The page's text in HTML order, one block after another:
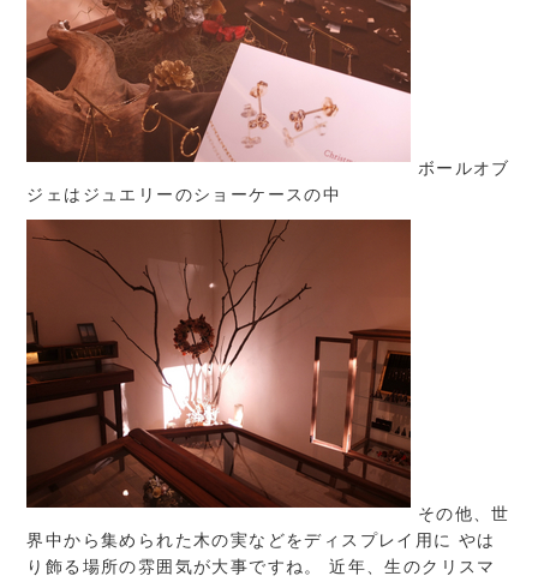
ボールオブ
ジェはジュエリーのショーケースの中
その他、世
界中から集められた木の実などをディスプレイ用に やは
り飾る場所の雰囲気が大事ですね。 近年、生のクリスマ